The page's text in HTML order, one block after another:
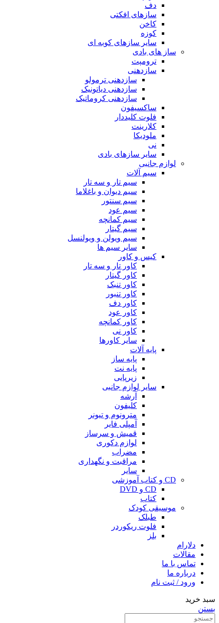
دف
سازهای افکتی
کاخن
کوزه
سایر سازهای کوبه ای
ساز های بادی
ترومپت
سازدهنی
سازدهنی ترمولو
سازدهنی دیاتونیک
سازدهنی کروماتیک
ساکسیفون
فلوت کلیددار
کلارینت
ملودیکا
نی
سایر سازهای بادی
لوازم جانبی
سیم آلات
سیم تار و سه تار
سیم دیوان و باغلاما
سیم سنتور
سیم عود
سیم کمانچه
سیم گیتار
سیم ویولن و ویولنسل
سایر سیم ها
کیس و کاور
کاور تار و سه تار
کاور گیتار
کاور تنبک
کاور تنبور
کاور دف
کاور عود
کاور کمانچه
کاور نی
سایر کاورها
پایه آلات
پایه ساز
پایه نت
زیرپایی
سایر لوازم جانبی
آرشه
کلیفون
مترونوم و تیونر
آمپلی فایر
قمیش و سرساز
لوازم دکوری
مضراب
مراقبت و نگهداری
سایر
CD و کتاب آموزشی
CD و DVD
کتاب
موسیقی کودک
طبلک
فلوت ریکوردر
بلز
دلارام
مقالات
تماس با ما
درباره ما
ورود / ثبت نام
سبد خرید
بستن